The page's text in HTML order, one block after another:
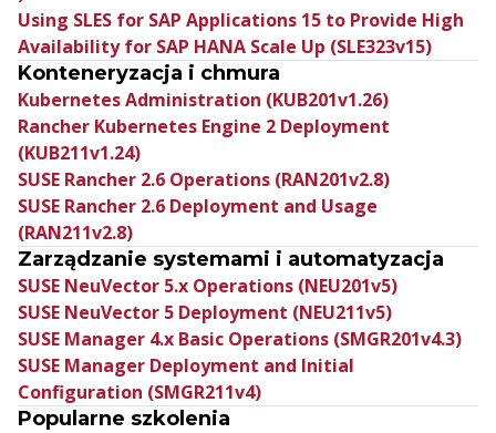
Using SLES for SAP Applications 15 to Provide High
Availability for SAP HANA Scale Up (SLE323v15)
Konteneryzacja i chmura
Kubernetes Administration (KUB201v1.26)
Rancher Kubernetes Engine 2 Deployment
(KUB211v1.24)
SUSE Rancher 2.6 Operations (RAN201v2.8)
SUSE Rancher 2.6 Deployment and Usage
(RAN211v2.8)
Zarządzanie systemami i automatyzacja
SUSE NeuVector 5.x Operations (NEU201v5)
SUSE NeuVector 5 Deployment (NEU211v5)
SUSE Manager 4.x Basic Operations (SMGR201v4.3)
SUSE Manager Deployment and Initial
Configuration (SMGR211v4)
Popularne szkolenia